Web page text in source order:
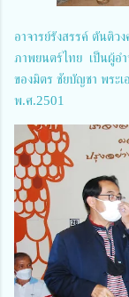
อาจารย์รังสรรค์ ตันติว
ภาพยนตร์ไทย เป็นผู้อำ
ของมิตร ชัยบัญชา พระ
พ.ศ.2501